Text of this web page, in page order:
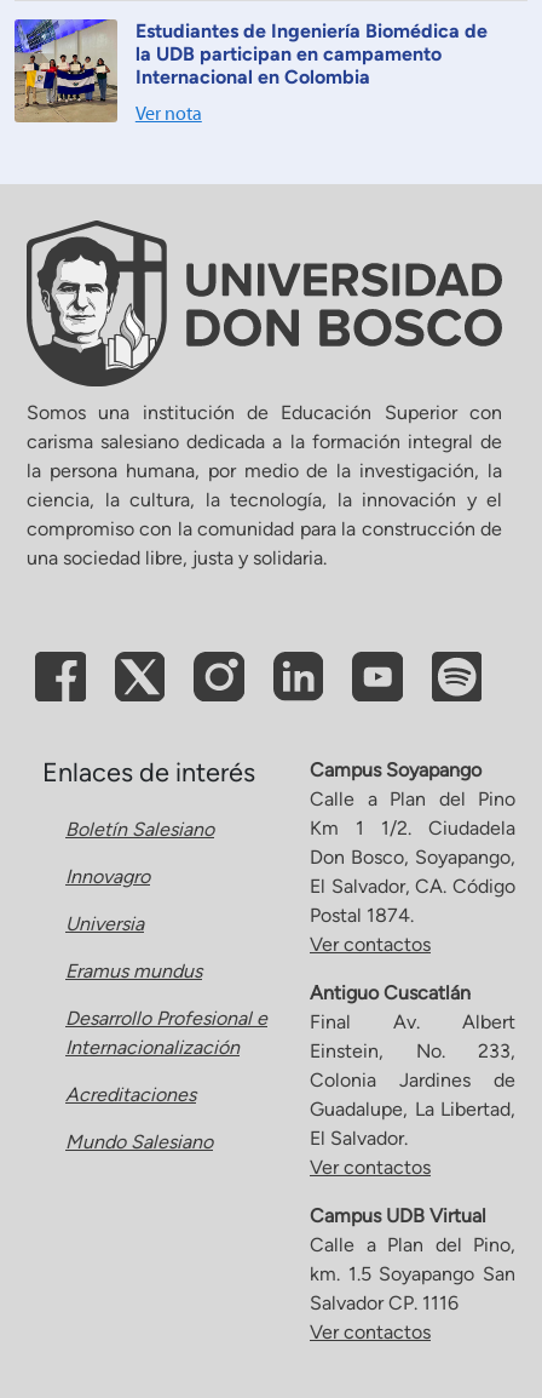
Estudiantes de Ingeniería Biomédica de
la UDB participan en campamento
Internacional en Colombia
Ver nota
Somos una institución de Educación Superior con
carisma salesiano dedicada a la formación integral de
la persona humana, por medio de la investigación, la
ciencia, la cultura, la tecnología, la innovación y el
compromiso con la comunidad para la construcción de
una sociedad libre, justa y solidaria.
Enlaces de interés
Boletín Salesiano
Innovagro
Universia
Eramus mundus
Desarrollo Profesional e
Internacionalización
Acreditaciones
Mundo Salesiano
Campus Soyapango
Calle a Plan del Pino
Km 1 1/2. Ciudadela
Don Bosco, Soyapango,
El Salvador, CA. Código
Postal 1874.
Ver contactos
Antiguo Cuscatlán
Final Av. Albert
Einstein, No. 233,
Colonia Jardines de
Guadalupe, La Libertad,
El Salvador.
Ver contactos
Campus UDB Virtual
Calle a Plan del Pino,
km. 1.5 Soyapango San
Salvador CP. 1116
Ver contactos